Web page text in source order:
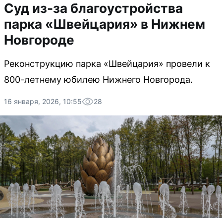
Суд из-за благоустройства
парка «Швейцария» в Нижнем
Новгороде
Реконструкцию парка «Швейцария» провели к
800-летнему юбилею Нижнего Новгорода.
16 января, 2026, 10:55 28